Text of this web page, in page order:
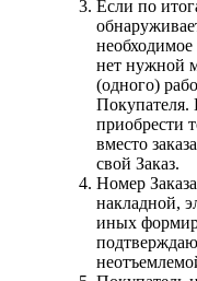
Если по
необходимое
нет нужной
(одного)
Покупателя.
приобрести
вместо
свой Заказ.
Номер
накладной,
иных